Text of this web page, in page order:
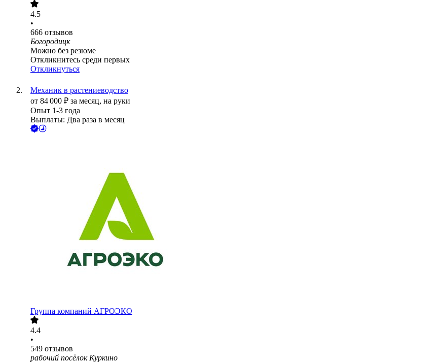
4.5
•
666 отзывов
Богородицк
Можно без резюме
Откликнитесь среди первых
Откликнуться
Механик в растениеводство
от 84 000 ₽ за месяц, на руки
Опыт 1-3 года
Выплаты: Два раза в месяц
Группа компаний АГРОЭКО
4.4
•
549 отзывов
рабочий посёлок Куркино